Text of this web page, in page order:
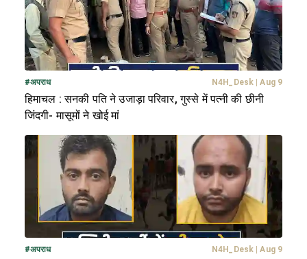
#अपराध N4H_Desk Aug 9
हिमाचल : सनकी पति ने उजाड़ा परिवार, गुस्से में पत्नी की छीनी
जिंदगी- मासूमों ने खोई मां
#अपराध N4H_Desk Aug 9